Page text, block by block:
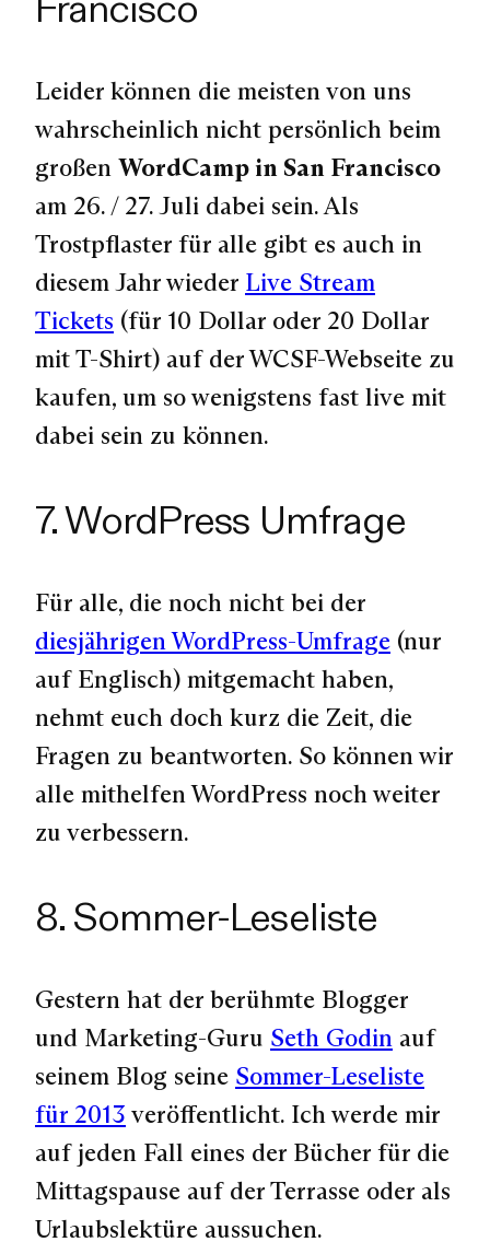
Leider können die meisten von uns
wahrscheinlich nicht persönlich beim
großen WordCamp in San Francisco
am 26. / 27. Juli dabei sein. Als
Trostpflaster für alle gibt es auch in
diesem Jahr wieder Live Stream
Tickets (für 10 Dollar oder 20 Dollar
mit T-Shirt) auf der WCSF-Webseite zu
kaufen, um so wenigstens fast live mit
dabei sein zu können.
7. WordPress Umfrage
Für alle, die noch nicht bei der
diesjährigen WordPress-Umfrage (nur
auf Englisch) mitgemacht haben,
nehmt euch doch kurz die Zeit, die
Fragen zu beantworten. So können wir
alle mithelfen WordPress noch weiter
zu verbessern.
8. Sommer-Leseliste
Gestern hat der berühmte Blogger
und Marketing-Guru Seth Godin auf
seinem Blog seine Sommer-Leseliste
für 2013 veröffentlicht. Ich werde mir
auf jeden Fall eines der Bücher für die
Mittagspause auf der Terrasse oder als
Urlaubslektüre aussuchen.